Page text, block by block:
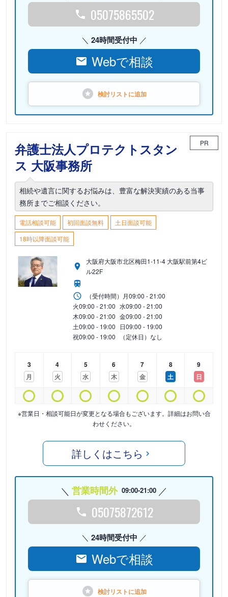
05075865502
24時間受付中
Webで相談
検討リストに追加
弁護士法人プロテクトスタン
ス 大阪事務所
PR
相続や遺言に関するお悩みは、豊富な解決実績のある当事
務所までご相談ください。
電話相談可能 初回面談無料
土日面談可能
18時以降面談可能
大阪府大阪市北区梅田1-11-4 大阪駅前第4ビ
ル22F
（受付時間） 月09:00 - 21:00
火09:00 - 21:00 水09:00 - 21:00
木09:00 - 21:00 金09:00 - 21:00
土09:00 - 19:00 日09:00 - 19:00
祝09:00 - 19:00 （定休日）なし
3
月
4
火
5
水
6
木
7
金
8
土
9
日
※営業日・相談可能日が変更となる場合もございます。詳細はお問い合
わせください。
詳しくはこちら
営業時間外 09:00-21:00
05075872612
24時間受付中
Webで相談
検討リストに追加